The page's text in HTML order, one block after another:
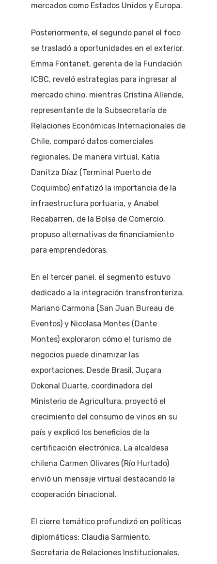
mercados como Estados Unidos y Europa.
Posteriormente, el segundo panel el foco
se trasladó a oportunidades en el exterior.
Emma Fontanet, gerenta de la Fundación
ICBC, reveló estrategias para ingresar al
mercado chino, mientras Cristina Allende,
representante de la Subsecretaría de
Relaciones Económicas Internacionales de
Chile, comparó datos comerciales
regionales. De manera virtual, Katia
Danitza Díaz (Terminal Puerto de
Coquimbo) enfatizó la importancia de la
infraestructura portuaria, y Anabel
Recabarren, de la Bolsa de Comercio,
propuso alternativas de financiamiento
para emprendedoras.
En el tercer panel, el segmento estuvo
dedicado a la integración transfronteriza.
Mariano Carmona (San Juan Bureau de
Eventos) y Nicolasa Montes (Dante
Montes) exploraron cómo el turismo de
negocios puede dinamizar las
exportaciones. Desde Brasil, Juçara
Dokonal Duarte, coordinadora del
Ministerio de Agricultura, proyectó el
crecimiento del consumo de vinos en su
país y explicó los beneficios de la
certificación electrónica. La alcaldesa
chilena Carmen Olivares (Río Hurtado)
envió un mensaje virtual destacando la
cooperación binacional.
El cierre temático profundizó en políticas
diplomáticas: Claudia Sarmiento,
Secretaria de Relaciones Institucionales,